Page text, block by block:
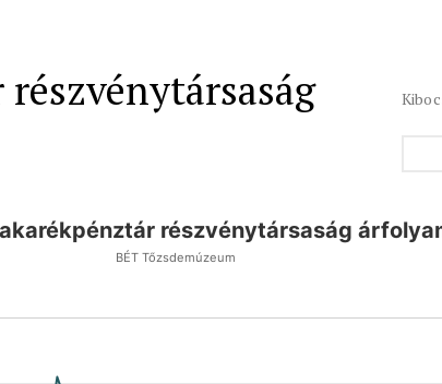
részvénytársaság
BÉT Tőzsdemúzeum